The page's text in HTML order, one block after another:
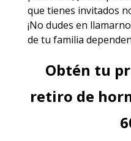
que tienes invitados
¡No dudes en
de tu familia
Obtén tu
retiro de